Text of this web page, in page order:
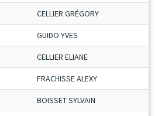
CELLIER GRÉGORY
GUIDO YVES
CELLIER ELIANE
FRACHISSE ALEXY
BOISSET SYLVAIN